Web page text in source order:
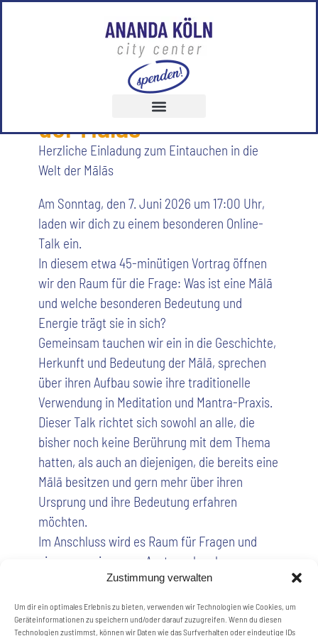
Zustimmung verwalten
Um dir ein optimales Erlebnis zu bieten, verwenden wir Technologien wie Cookies, um
Geräteinformationen zu speichern und/oder darauf zuzugreifen. Wenn du diesen
Technologien zustimmst, können wir Daten wie das Surfverhalten oder eindeutige IDs
18:00
Eintauchen in die Welt
der Mālās
Herzliche Einladung zum Eintauchen in die
Welt der Mālās
Am Sonntag, den 7. Juni 2026 um 17:00 Uhr,
laden wir dich zu einem besonderen Online-
Talk ein.
In diesem etwa 45-minütigen Vortrag öffnen
wir den Raum für die Frage: Was ist eine Mālā
und welche besonderen Bedeutung und
Energie trägt sie in sich?
Gemeinsam tauchen wir ein in die Geschichte,
Herkunft und Bedeutung der Mālā, sprechen
über ihren Aufbau sowie ihre traditionelle
Verwendung in Meditation und Mantra-Praxis.
Dieser Talk richtet sich sowohl an alle, die
bisher noch keine Berührung mit dem Thema
hatten, als auch an diejenigen, die bereits eine
Mālā besitzen und gern mehr über ihren
Ursprung und ihre Bedeutung erfahren
möchten.
Im Anschluss wird es Raum für Fragen und
einen gemeinsamen Austausch geben.
Die Veranstaltung findet online über Zoom
statt.
Der Zugangslink wird nach der Anmeldung